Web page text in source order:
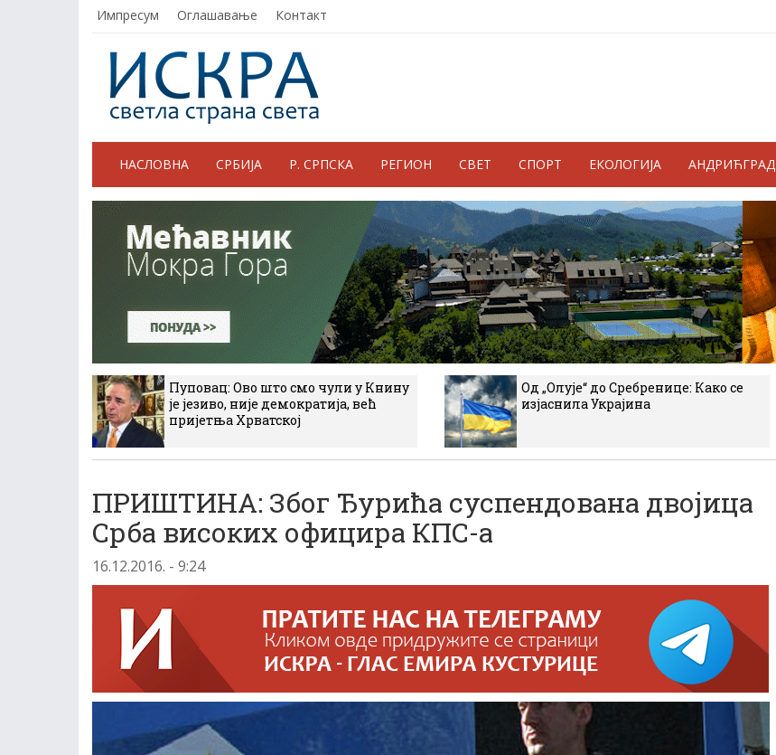
Импресум Оглашавање Контакт
НАСЛОВНА СРБИЈА Р. СРПСКА РЕГИОН СВЕТ СПОРТ ЕКОЛОГИЈА АНДРИЋГРАД
Пуповац: Ово што смо чули у Книну
је језиво, није демократија, већ
пријетња Хрватској
Од „Олује“ до Сребренице: Како се
изјаснила Украјина
ПРИШТИНА: Због Ђурића суспендована двојица
Срба високих официра КПС-а
16.12.2016. - 9:24